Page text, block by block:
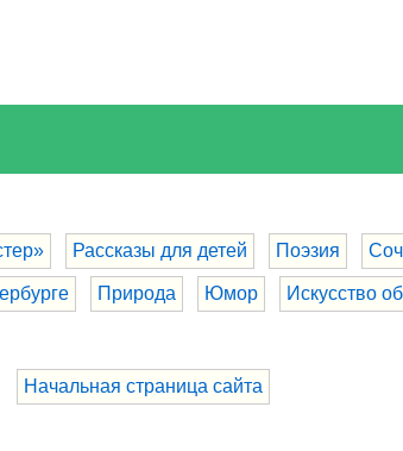
Рассказы для детей Поэзия
Природа Юмор Искусство
Начальная страница сайта